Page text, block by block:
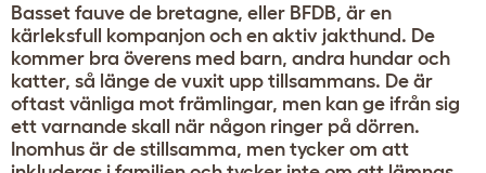
Basset fauve de bretagne, eller BFDB, är en
kärleksfull kompanjon och en aktiv jakthund. De
kommer bra överens med barn, andra hundar och
katter, så länge de vuxit upp tillsammans. De är
oftast vänliga mot främlingar, men kan ge ifrån sig
ett varnande skall när någon ringer på dörren.
Inomhus är de stillsamma, men tycker om att